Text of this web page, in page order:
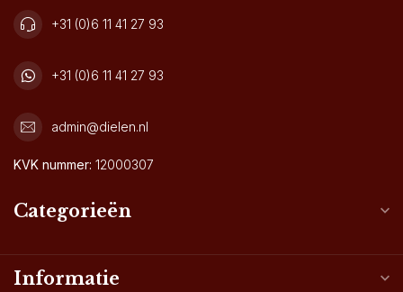
+31 (0)6 11 41 27 93
+31 (0)6 11 41 27 93
admin@dielen.nl
KVK nummer: 12000307
Categorieën
Informatie